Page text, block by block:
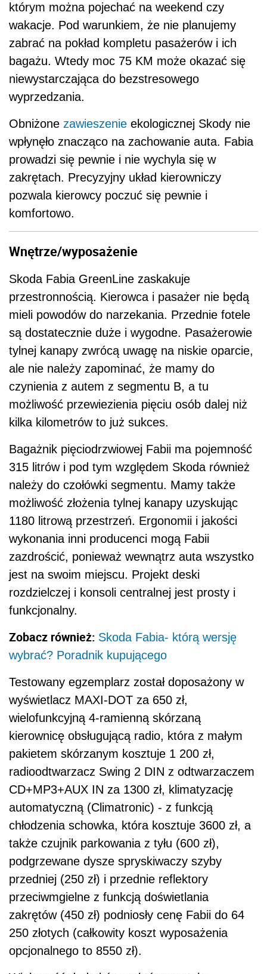
którym można pojechać na weekend czy
wakacje. Pod warunkiem, że nie planujemy
zabrać na pokład kompletu pasażerów i ich
bagażu. Wtedy moc 75 KM może okazać się
niewystarczająca do bezstresowego
wyprzedzania.
Obniżone zawieszenie ekologicznej Skody nie
wpłynęło znacząco na zachowanie auta. Fabia
prowadzi się pewnie i nie wychyla się w
zakrętach. Precyzyjny układ kierowniczy
pozwala kierowcy poczuć się pewnie i
komfortowo.
Wnętrze/wyposażenie
Skoda Fabia GreenLine zaskakuje
przestronnością. Kierowca i pasażer nie będą
mieli powodów do narzekania. Przednie fotele
są dostatecznie duże i wygodne. Pasażerowie
tylnej kanapy zwrócą uwagę na niskie oparcie,
ale nie należy zapominać, że mamy do
czynienia z autem z segmentu B, a tu
możliwość przewiezienia pięciu osób dalej niż
kilka kilometrów to już sukces.
Bagażnik pięciodrzwiowej Fabii ma pojemność
315 litrów i pod tym względem Skoda również
należy do czołówki segmentu. Mamy także
możliwość złożenia tylnej kanapy uzyskując
1180 litrową przestrzeń. Ergonomii i jakości
wykonania inni producenci mogą Fabii
zazdrościć, ponieważ wewnątrz auta wszystko
jest na swoim miejscu. Projekt deski
rozdzielczej i konsoli centralnej jest prosty i
funkcjonalny.
Zobacz również: Skoda Fabia- którą wersję
wybrać? Poradnik kupującego
Testowany egzemplarz został doposażony w
wyświetlacz MAXI-DOT za 650 zł,
wielofunkcyjną 4-ramienną skórzaną
kierownicę obsługującą radio, która z małym
pakietem skórzanym kosztuje 1 200 zł,
radioodtwarzacz Swing 2 DIN z odtwarzaczem
CD+MP3+AUX IN za 1300 zł, klimatyzację
automatyczną (Climatronic) - z funkcją
chłodzenia schowka, która kosztuje 3600 zł, a
także czujnik parkowania z tyłu (600 zł),
podgrzewane dysze spryskiwaczy szyby
przedniej (250 zł) i przednie reflektory
przeciwmgielne z funkcją doświetlania
zakrętów (450 zł) podniosły cenę Fabii do 64
250 złotych (całkowity koszt wyposażenia
opcjonalnego to 8550 zł).